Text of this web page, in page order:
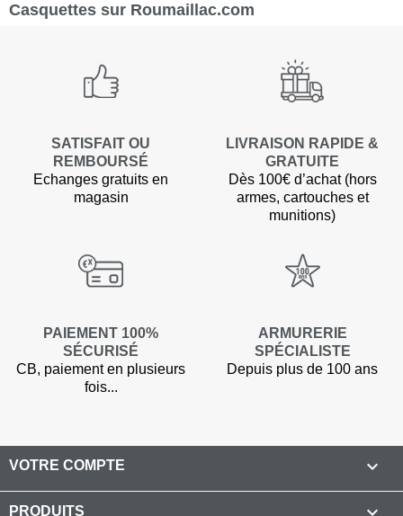
Casquettes sur Roumaillac.com
SATISFAIT OU
REMBOURSÉ
Echanges gratuits en
magasin
LIVRAISON RAPIDE &
GRATUITE
Dès 100€ d’achat (hors
armes, cartouches et
munitions)
PAIEMENT 100%
SÉCURISÉ
CB, paiement en plusieurs
fois...
ARMURERIE
SPÉCIALISTE
Depuis plus de 100 ans
VOTRE COMPTE 
PRODUITS